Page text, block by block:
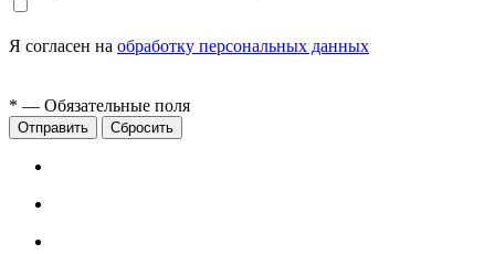
Я согласен на обработку персональных данных
* — Обязательные поля
Сбросить